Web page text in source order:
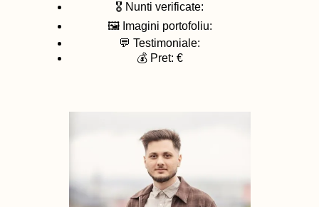
🎖️ Nunti verificate:
🖼️ Imagini portofoliu:
💬 Testimoniale:
💰 Pret: €